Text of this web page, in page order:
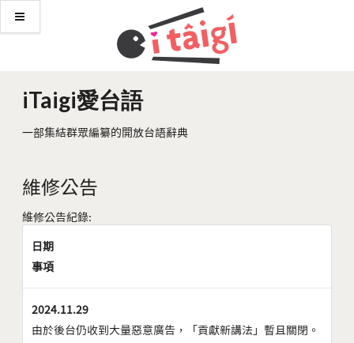
iTaigi愛台語
一部集結群眾編纂的開放台語辭典
維修公告
維修公告紀錄:
日期
事項
2024.11.29
由於後台仍收到大量惡意廣告，「貢獻新講法」暫且關閉。